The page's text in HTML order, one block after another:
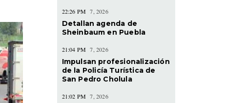
22:26 PM 7, 2026
Detallan agenda de
Sheinbaum en Puebla
21:04 PM 7, 2026
Impulsan profesionalización
de la Policía Turística de
San Pedro Cholula
21:02 PM 7, 2026